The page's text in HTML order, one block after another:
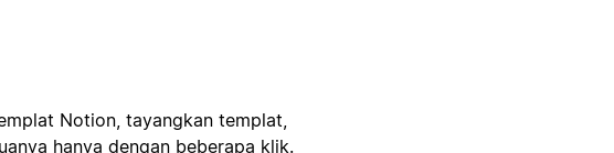
Notion, tayangkan templat,
hanya dengan beberapa klik.